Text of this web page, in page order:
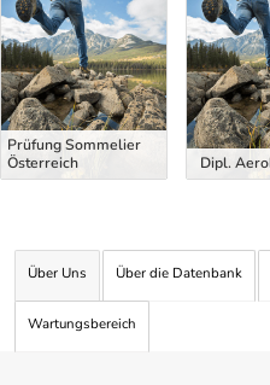
Prüfung Sommelier
Österreich
Dipl.
Über Uns Über die Datenbank
Wartungsbereich